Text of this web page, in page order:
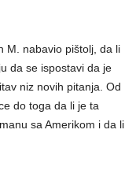
M. nabavio pištolj, da li
da se ispostavi da je
niz novih pitanja. Od
do toga da li je ta
sa Amerikom i da li